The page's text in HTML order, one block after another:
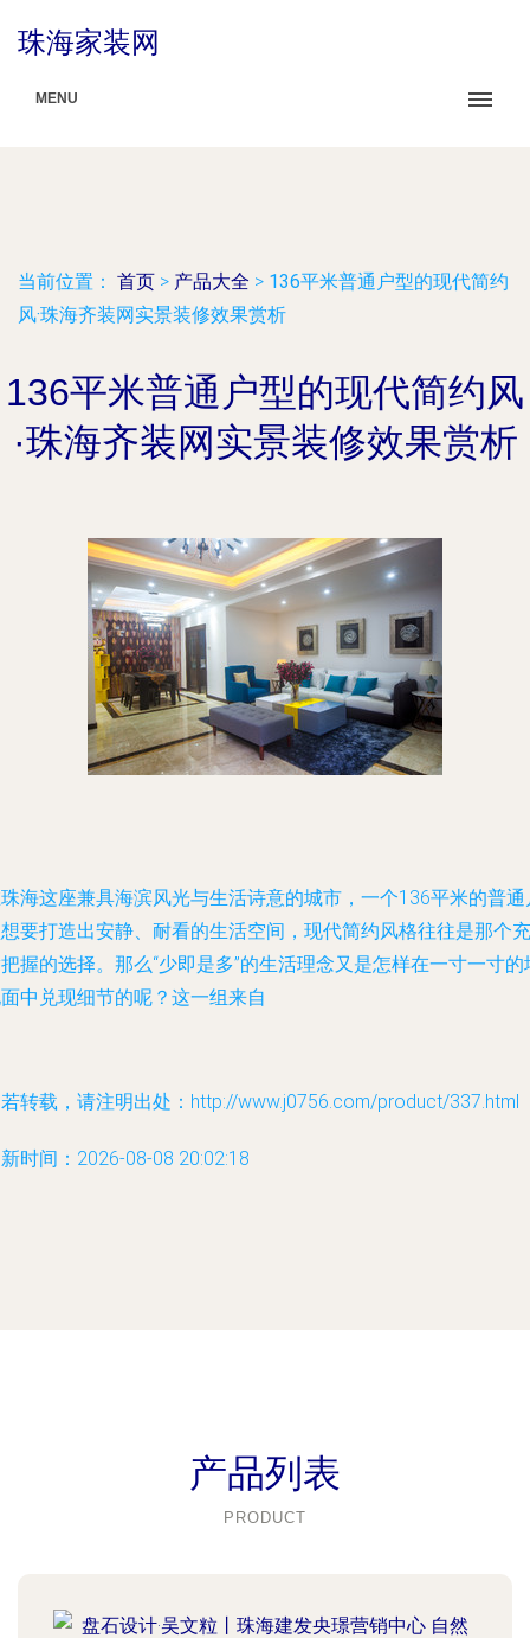
珠海家装网
MENU
当前位置： 首页 > 产品大全 > 136平米普通户型的现代简约
风·珠海齐装网实景装修效果赏析
136平米普通户型的现代简约风
·珠海齐装网实景装修效果赏析
海这座兼具海滨风光与生活诗意的城市，一个136平米的普通
要打造出安静、耐看的生活空间，现代简约风格往往是那个充
握的选择。那么“少即是多”的生活理念又是怎样在一寸一寸的
中兑现细节的呢？这一组来自
转载，请注明出处：http://www.j0756.com/product/337.html
时间：2026-08-08 20:02:18
产品列表
PRODUCT